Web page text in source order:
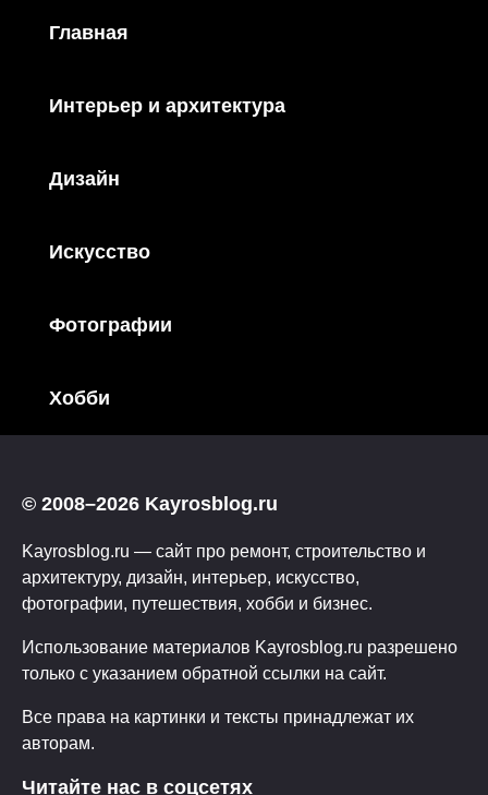
Главная
Интерьер и архитектура
Дизайн
Искусство
Фотографии
Хобби
© 2008–2026 Kayrosblog.ru
Kayrosblog.ru — сайт про ремонт, строительство и
архитектуру, дизайн, интерьер, искусство,
фотографии, путешествия, хобби и бизнес.
Использование материалов Kayrosblog.ru разрешено
только с указанием обратной ссылки на сайт.
Все права на картинки и тексты принадлежат их
авторам.
Читайте нас в соцсетях